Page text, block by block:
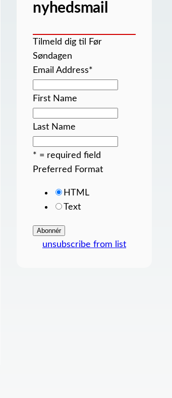
nyhedsmail
Tilmeld dig til Før
Søndagen
Email Address*
First Name
Last Name
* = required field
Preferred Format
HTML
Text
unsubscribe from list